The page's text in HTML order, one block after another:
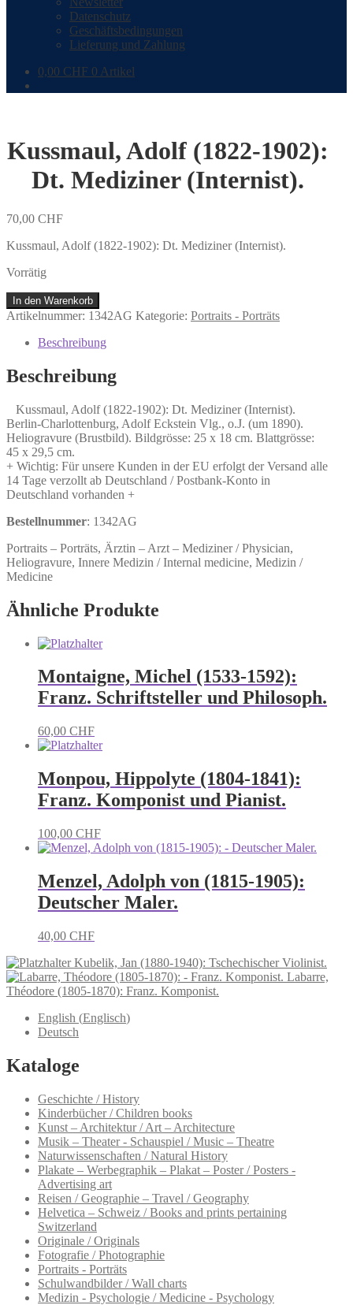
Datenschutz
Geschäftsbedingungen
Lieferung und Zahlung
0,00 CHF 0 Artikel
Kussmaul, Adolf (1822-1902):
Dt. Mediziner (Internist).
70,00 CHF
Kussmaul, Adolf (1822-1902): Dt. Mediziner (Internist).
Vorrätig
Kussmaul,
Adolf
1902):
Mediziner
(Internist).
In den Warenkorb
Artikelnummer: 1342AG Kategorie: Portraits - Porträts
Beschreibung
Beschreibung
Kussmaul, Adolf (1822-1902): Dt. Mediziner (Internist).
Berlin-Charlottenburg, Adolf Eckstein Vlg., o.J. (um 1890).
Heliogravure (Brustbild). Bildgrösse: 25 x 18 cm. Blattgrösse:
45 x 29,5 cm.
+ Wichtig: Für unsere Kunden in der EU erfolgt der Versand alle
14 Tage verzollt ab Deutschland / Postbank-Konto in
Deutschland vorhanden +
Bestellnummer: 1342AG
Portraits – Porträts, Ärztin – Arzt – Mediziner / Physician,
Heliogravure, Innere Medizin / Internal medicine, Medizin /
Medicine
Ähnliche Produkte
Montaigne, Michel (1533-1592):
Franz. Schriftsteller und Philosoph.
60,00 CHF
Monpou, Hippolyte (1804-1841):
Franz. Komponist und Pianist.
100,00 CHF
Menzel, Adolph von (1815-1905):
Deutscher Maler.
40,00 CHF
Kubelik, Jan (1880-1940): Tschechischer Violinist.
Labarre,
Théodore (1805-1870): Franz. Komponist.
English (Englisch)
Deutsch
Kataloge
Geschichte / History
Kinderbücher / Children books
Kunst – Architektur / Art – Architecture
Musik – Theater - Schauspiel / Music – Theatre
Naturwissenschaften / Natural History
Plakate – Werbegraphik – Plakat – Poster / Posters -
Advertising art
Reisen / Geographie – Travel / Geography
Helvetica – Schweiz / Books and prints pertaining
Switzerland
Originale / Originals
Fotografie / Photographie
Portraits - Porträts
Schulwandbilder / Wall charts
Medizin - Psychologie / Medicine - Psychology